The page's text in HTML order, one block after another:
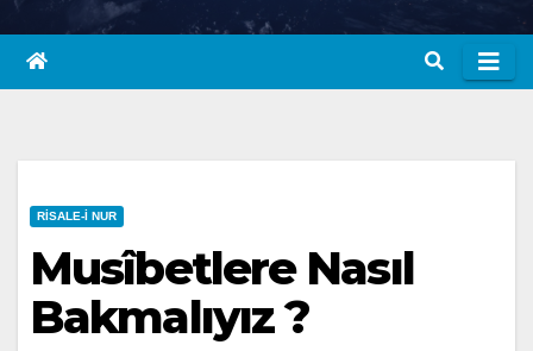
RISALE-I NUR
Musîbetlere Nasıl
Bakmalıyız ?